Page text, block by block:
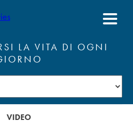
LA VITA DI OGNI
VIDEO